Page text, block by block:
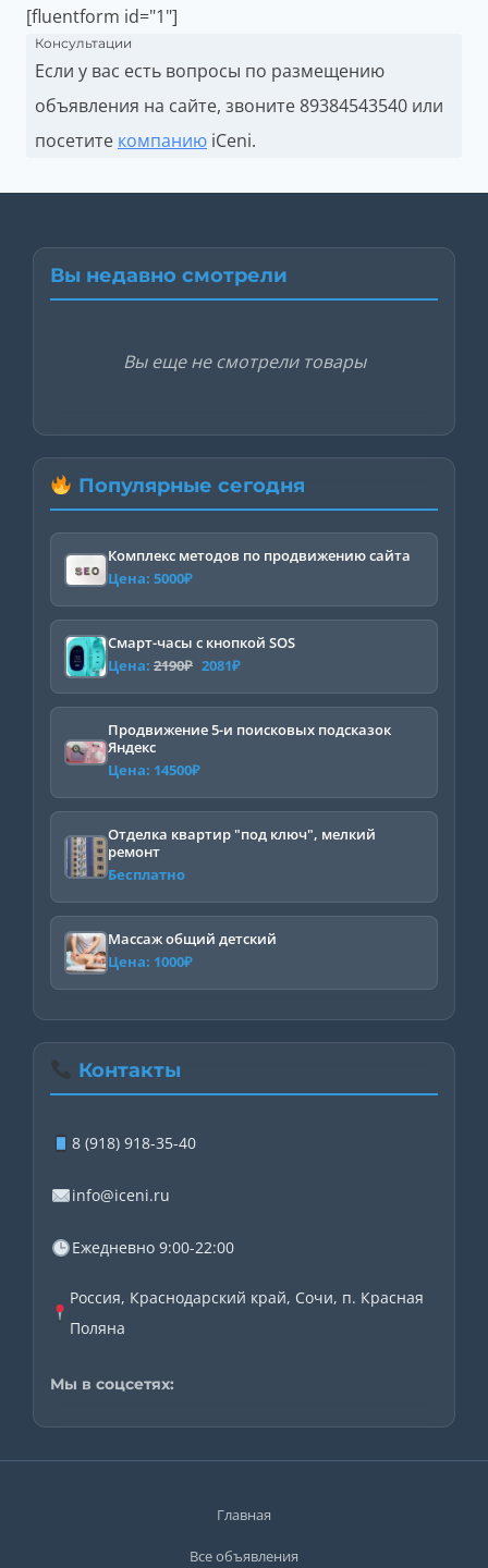
[fluentform id="1"]
Консультации
Если у вас есть вопросы по размещению
объявления на сайте, звоните89384543540 или
посетите компанию iCeni.
Вы недавно смотрели
Вы еще не смотрели товары
Популярные сегодня
Комплекс методов по продвижению сайта
Цена: 5000₽
Смарт-часы с кнопкой SOS
Цена: 2190₽ Первоначальная
цена
составляла
2081₽Текущая
цена:
Продвижение 5-и поисковых подсказок
Яндекс
Цена: 14500₽
Отделка квартир "под ключ", мелкий
ремонт
Бесплатно
Массаж общий детский
Цена: 1000₽
Контакты
8 (918) 918-35-40
info@iceni.ru
Ежедневно 9:00-22:00
Россия, Краснодарский край, Сочи, п. Красная
Поляна
Мы в соцсетях:
Главная
Все объявления